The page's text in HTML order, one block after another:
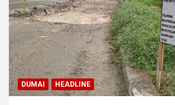
DUMAI HEADLINE